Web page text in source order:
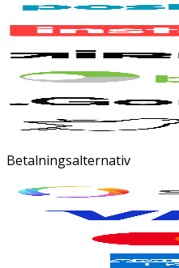
Betalningsalternativ